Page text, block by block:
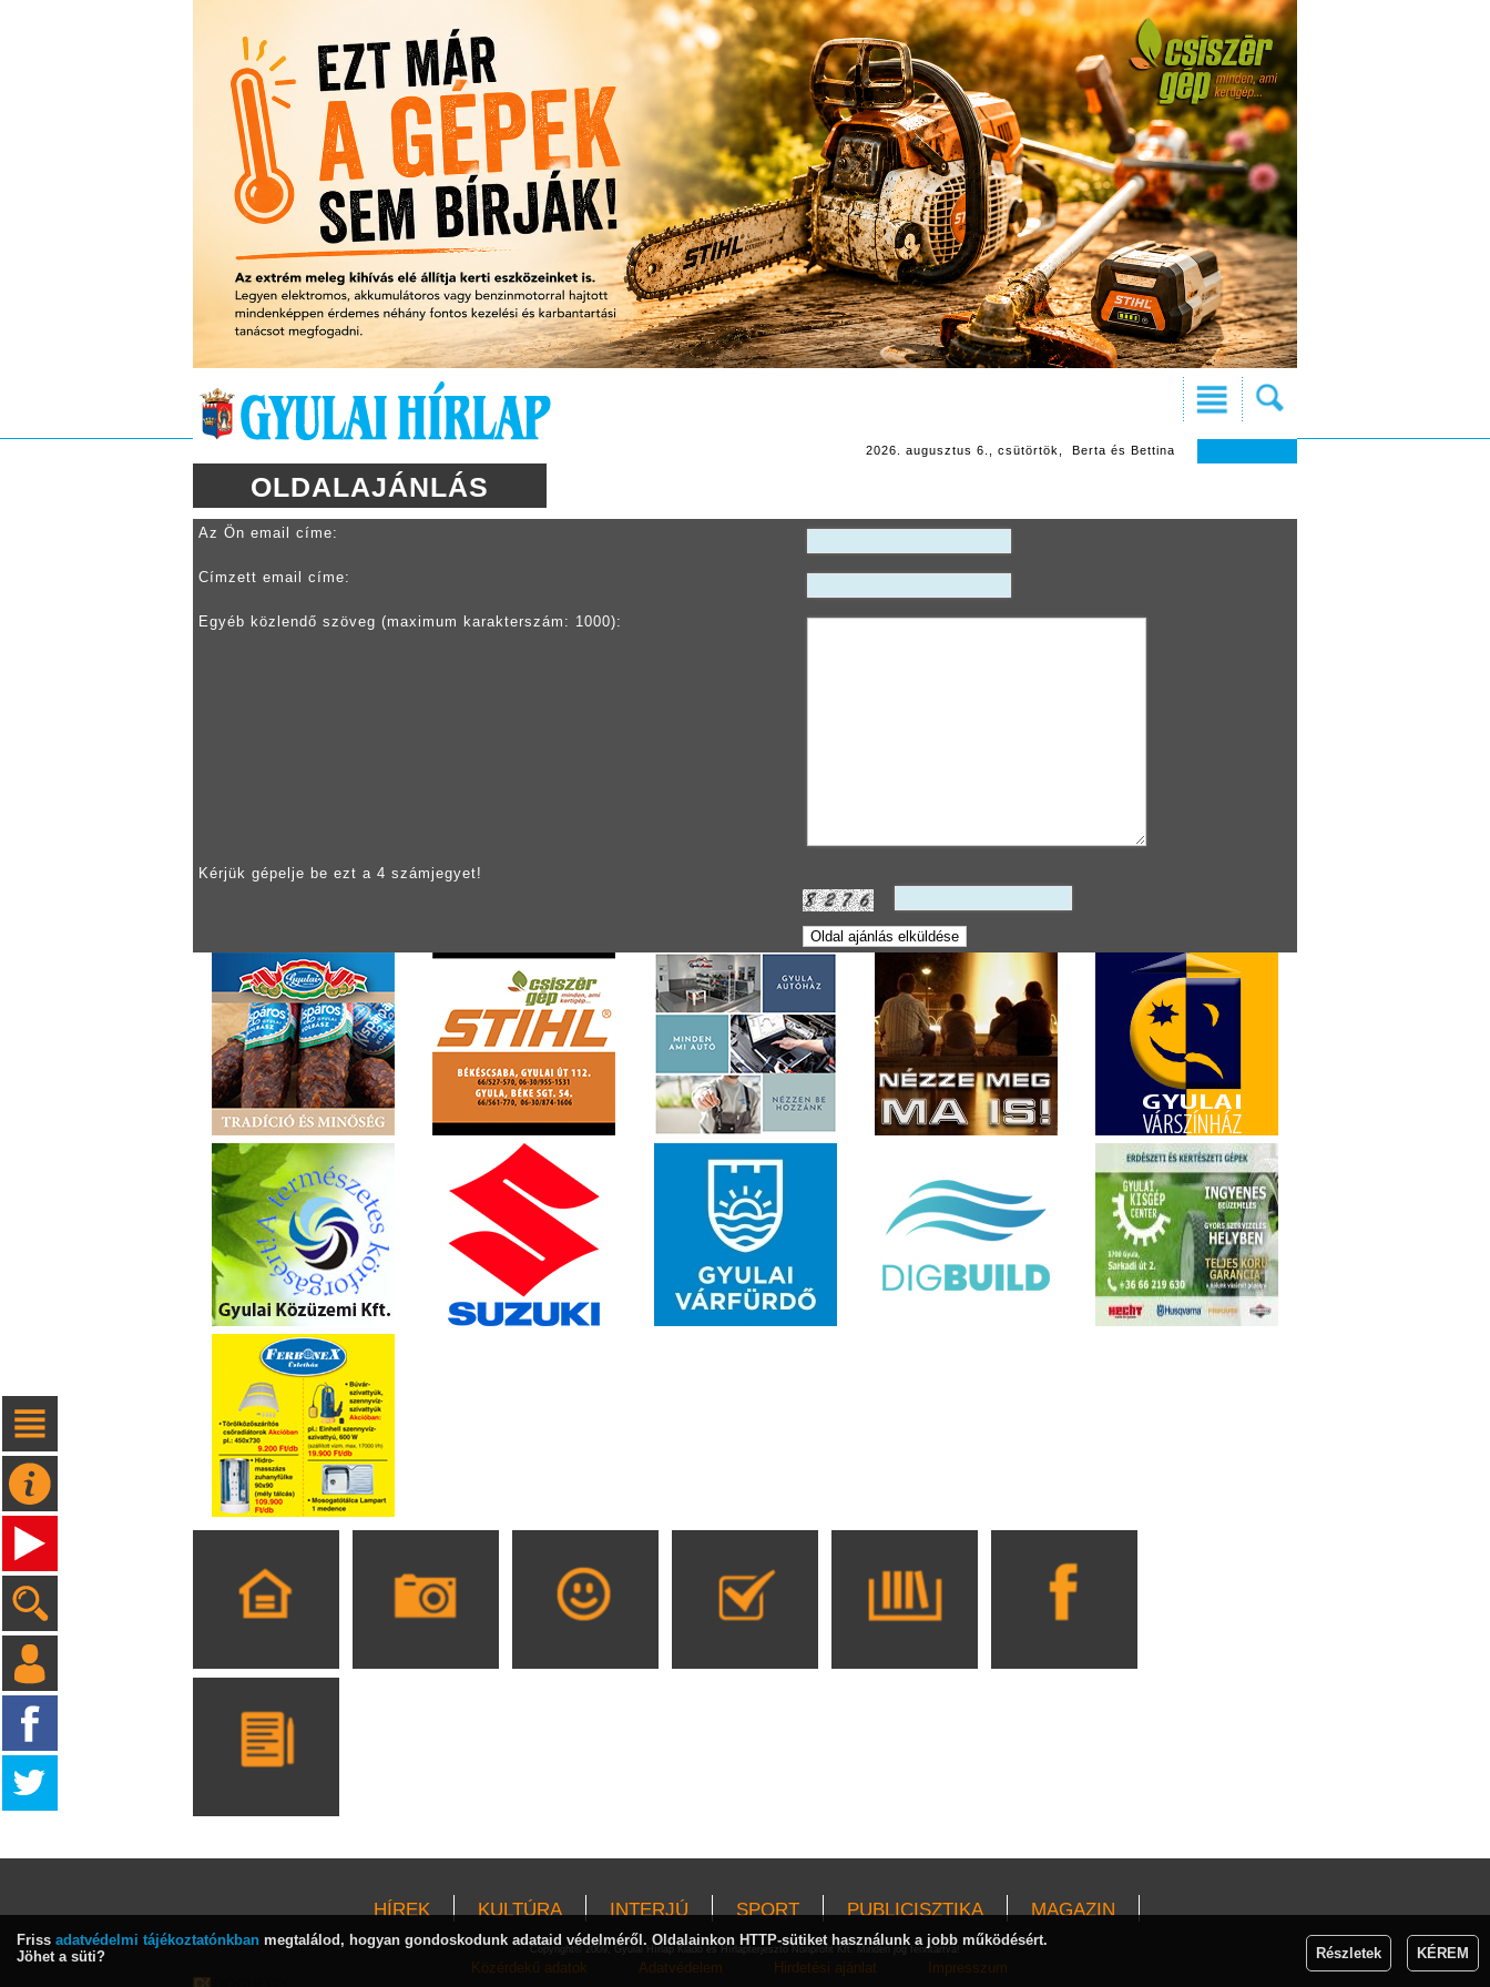
2026. augusztus 6., csütörtök, Berta és Bettina
OLDALAJÁNLÁS
Az Ön email címe:
Címzett email címe:
Egyéb közlendő szöveg (maximum karakterszám: 1000):
Kérjük gépelje be ezt a 4 számjegyet!
HÍREK KULTÚRA INTERJÚ SPORT PUBLICISZTIKA MAGAZIN
Copyright© 2009, Gyulai Hírlap Kiadó és Hírlapterjesztő Nonprofit Kft. Minden jog fenntartva!
Közérdekű adatok Adatvédelem Hirdetési ajánlat Impresszum
Friss adatvédelmi tájékoztatónkban megtalálod, hogyan gondoskodunk adataid védelméről. Oldalainkon HTTP-sütiket használunk a jobb működésért.
Jöhet a süti?
Részletek KÉREM